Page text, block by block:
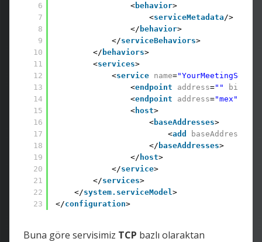
6
7
8
9
10
11
12
13
14
15
16
17
18
19
20
21
22
23
<behavior>
<serviceMetadata />
</ behavior>
</serviceBehaviors>
</ behaviors>
<services>
<service name=
<endpoint address="" binding
<endpoint address="mex"
< host>
<baseAddresses>
<add baseAddress
</ baseAddresses>
</ host>
</service>
</services>
</system.serviceModel >
</configuration>
Buna göre servisimiz TCP bazlı olaraktan